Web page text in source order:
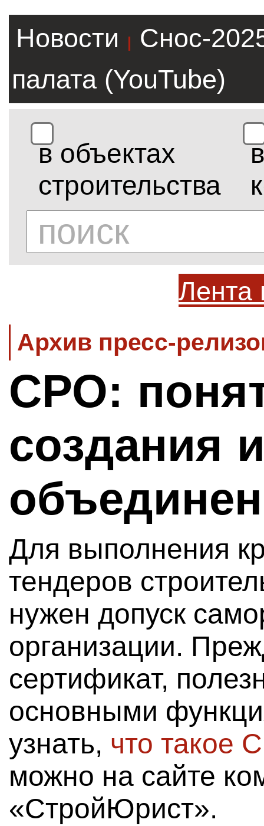
Новости |
Снос-
палата (YouTube)
в объектах
строительства
в
Лента
Архив пресс-
СРО:
создания
Для выполнения
тендеров
нужен допуск
организации.
сертификат,
основными
узнать, что такое
можно на сайте
«СтройЮрист».